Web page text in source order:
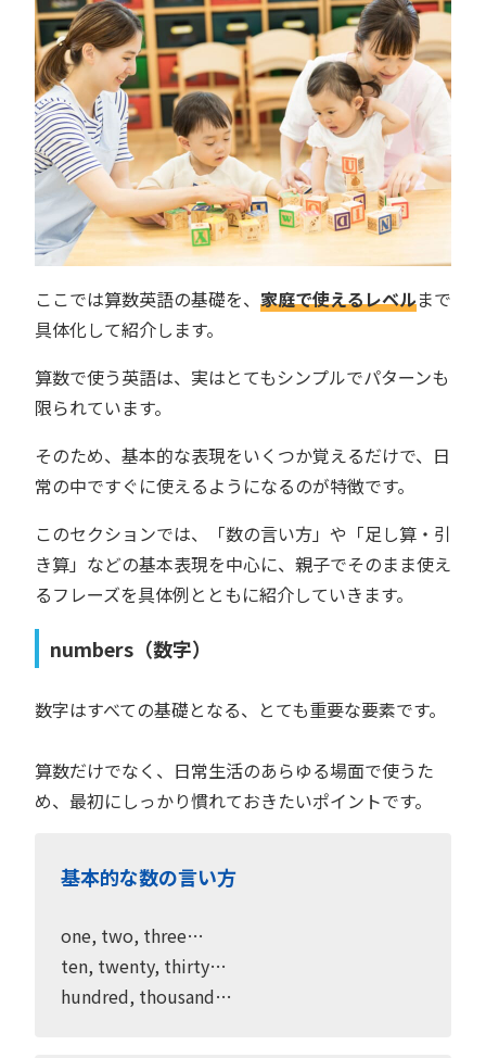
ここでは算数英語の基礎を、 家庭で使えるレベルまで
具体化して紹介します。
算数で使う英語は、実はとてもシンプルでパターンも
限られています。
そのため、基本的な表現をいくつか覚えるだけで、日
常の中ですぐに使えるようになるのが特徴です。
このセクションでは、「数の言い方」や「足し算・引
き算」などの基本表現を中心に、親子でそのまま使え
るフレーズを具体例とともに紹介していきます。
numbers（数字）
数字はすべての基礎となる、とても重要な要素です。
算数だけでなく、日常生活のあらゆる場面で使うた
め、最初にしっかり慣れておきたいポイントです。
基本的な数の言い方
one, two, three…
ten, twenty, thirty…
hundred, thousand…